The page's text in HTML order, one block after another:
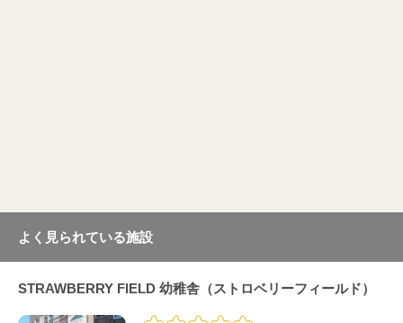
よく見られている施設
STRAWBERRY FIELD 幼稚舎（ストロベリーフィールド）